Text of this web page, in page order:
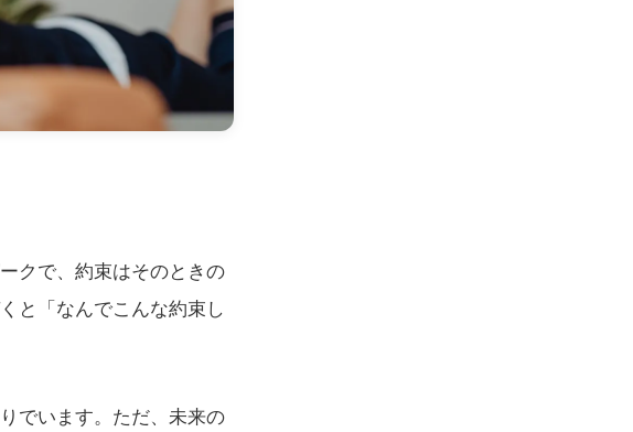
クで、約束はそのときの
と「なんでこんな約束し
でいます。ただ、未来の